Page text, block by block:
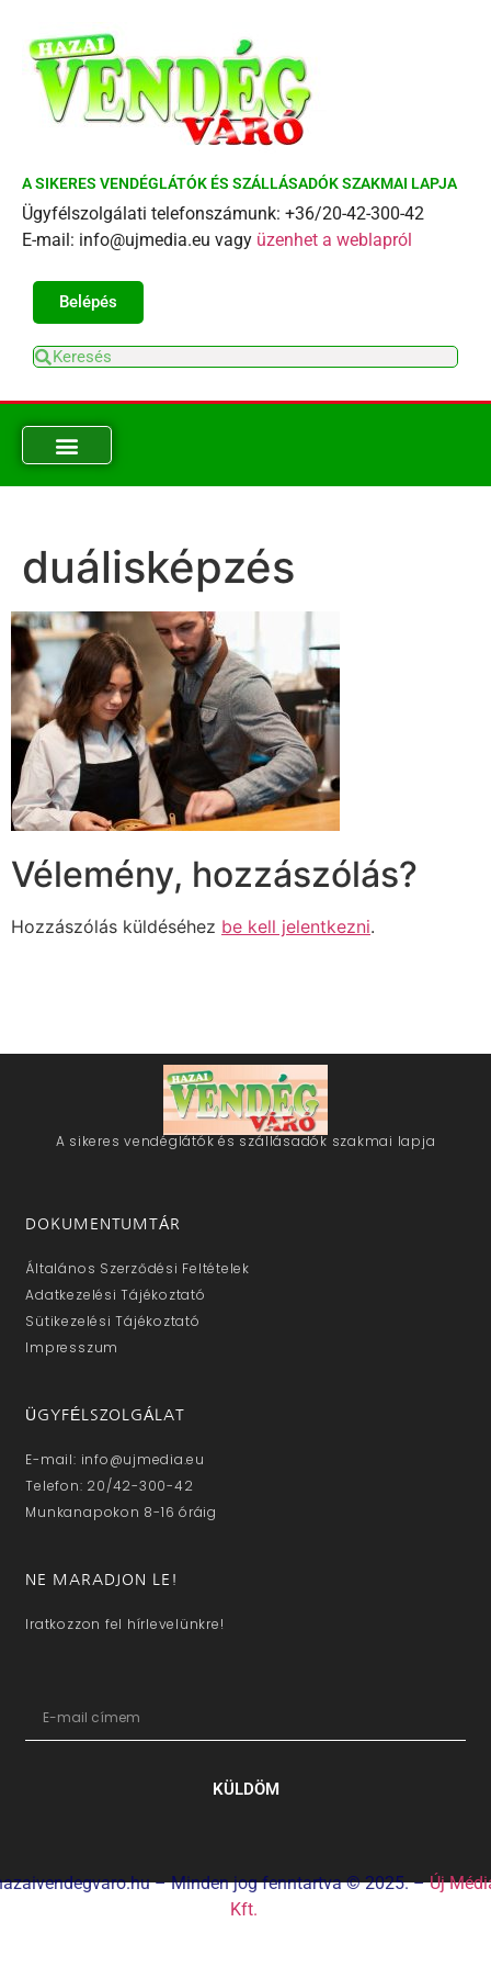
A SIKERES VENDÉGLÁTÓK ÉS SZÁLLÁSADÓK SZAKMAI LAPJA
Ügyfélszolgálati telefonszámunk: +36/20-42-300-42
E-mail: info@ujmedia.eu vagy üzenhet a weblapról
Belépés
duálisképzés
Vélemény, hozzászólás?
Hozzászólás küldéséhez be kell jelentkezni.
A sikeres vendéglátók és szállásadók szakmai lapja
DOKUMENTUMTÁR
Általános Szerződési Feltételek
Adatkezelési Tájékoztató
Sütikezelési Tájékoztató
Impresszum
ÜGYFÉLSZOLGÁLAT
E-mail: info@ujmedia.eu
Telefon: 20/42-300-42
Munkanapokon 8-16 óráig
NE MARADJON LE!
Iratkozzon fel hírlevelünkre!
KÜLDÖM
– Minden jog fenntartva © 2025. –Új
Kft.